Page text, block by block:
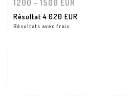
1200 - 1500 EUR
Résultat4 020 EUR
Résultats avec frais